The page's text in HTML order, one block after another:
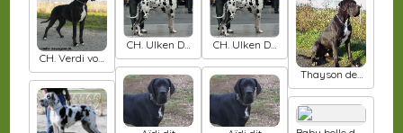
CH. Verdi von
der ofnethöhle
CH. Ulken De
la dynastie
danner
CH. Ulken De
la dynastie
danner
Thayson des
Varennes
Mystiques